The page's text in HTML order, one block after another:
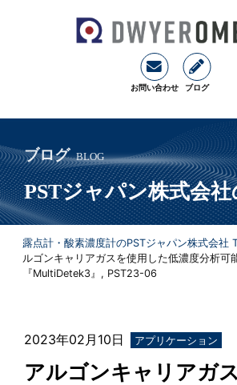
お問い合わせ ブログ
ブログ BLOG
PSTジャパン株式会
露点計・酸素濃度計のPSTジャパン株式会社
ルゴンキャリアガスを使用した低濃度分析可
『MultiDetek3』, PST23-06
2023年02月10日 アプリケーション
アルゴンキャリアガ